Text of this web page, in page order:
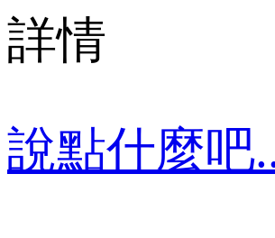
詳情
說點什麼吧